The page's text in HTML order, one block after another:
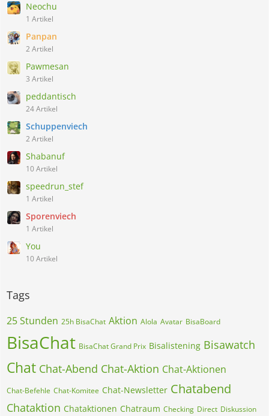
Neochu
1 Artikel
Panpan
2 Artikel
Pawmesan
3 Artikel
peddantisch
24 Artikel
Schuppenviech
2 Artikel
Shabanuf
10 Artikel
speedrun_stef
1 Artikel
Sporenviech
1 Artikel
You
10 Artikel
Tags
25 Stunden 25h BisaChat Aktion Alola Avatar BisaBoard
BisaChat BisaChat Grand Prix Bisalistening Bisawatch
Chat Chat-Abend Chat-Aktion Chat-Aktionen
Chat-Befehle Chat-Komitee Chat-Newsletter Chatabend
Chataktion Chataktionen Chatraum Checking Direct Diskussion